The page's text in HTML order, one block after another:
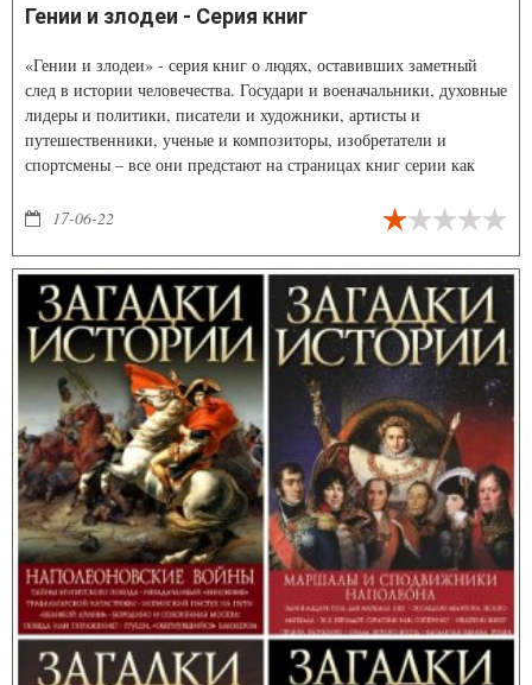
Гении и злодеи - Серия книг
«Гении и злодеи» - серия книг о людях, оставивших заметный
след в истории человечества. Государи и военачальники, духовные
лидеры и политики, писатели и художники, артисты и
путешественники, ученые и композиторы, изобретатели и
спортсмены – все они предстают на страницах книг серии как
17-06-22